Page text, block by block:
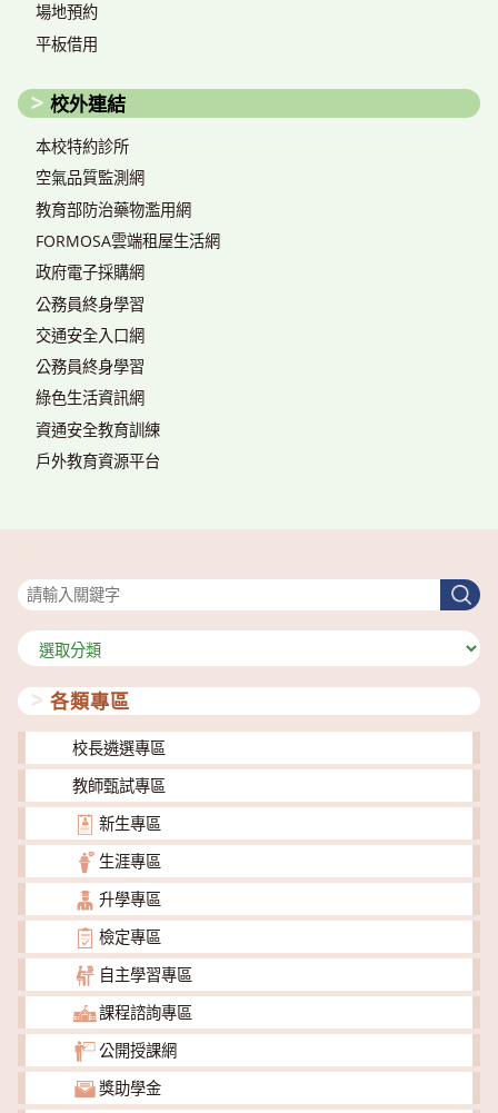
場地預約
平板借用
校外連結
本校特約診所
空氣品質監測網
教育部防治藥物濫用網
FORMOSA雲端租屋生活網
政府電子採購網
公務員終身學習
交通安全入口網
公務員終身學習
綠色生活資訊網
資通安全教育訓練
戶外教育資源平台
搜
尋
分
類
各類專區
校長遴選專區
教師甄試專區
新生專區
生涯專區
升學專區
檢定專區
自主學習專區
課程諮詢專區
公開授課網
獎助學金